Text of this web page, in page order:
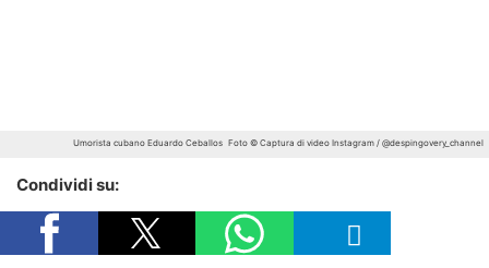
Umorista cubano Eduardo Ceballos Foto © Captura di video Instagram / @despingovery_channel
Condividi su: